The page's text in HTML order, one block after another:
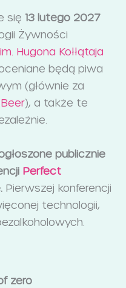
się 13 lutego 2027
Żywności
Hugona Kołłątaja
oceniane będą piwa
(głównie za
), a także te
publicznie
Perfect
Pierwszej konferencji
technologii,
zero